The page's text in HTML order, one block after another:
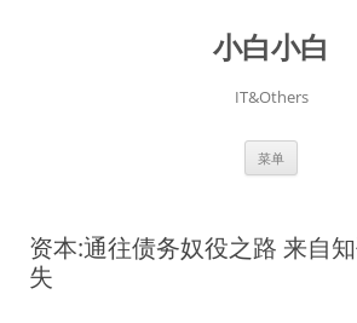
小白小白
IT&Others
菜单
资本:通往债务奴役之路 来自
失